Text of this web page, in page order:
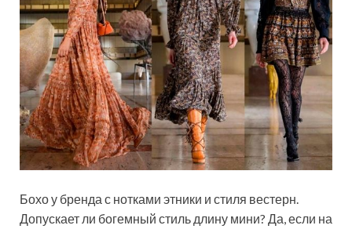
Бохо у бренда с нотками этники и стиля вестерн.
Допускает ли богемный стиль длину мини? Да, если на